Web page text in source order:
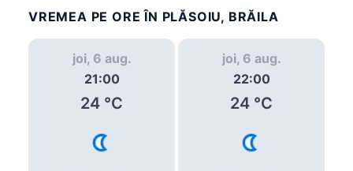
VREMEA PE ORE ÎN PLĂSOIU, BRĂILA
joi, 6 aug.
21:00
24 °C
joi, 6 aug.
22:00
24 °C